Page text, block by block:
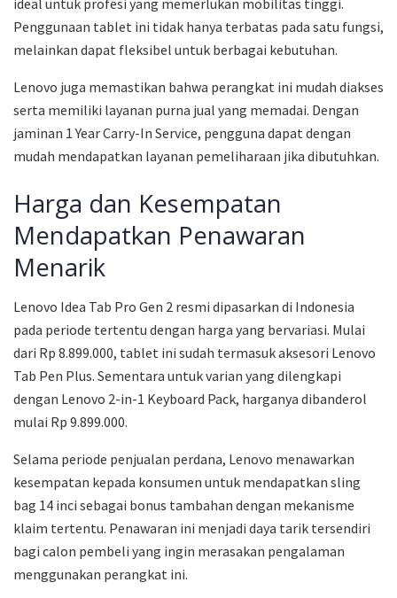
ideal untuk profesi yang memerlukan mobilitas tinggi.
Penggunaan tablet ini tidak hanya terbatas pada satu fungsi,
melainkan dapat fleksibel untuk berbagai kebutuhan.
Lenovo juga memastikan bahwa perangkat ini mudah diakses
serta memiliki layanan purna jual yang memadai. Dengan
jaminan 1 Year Carry-In Service, pengguna dapat dengan
mudah mendapatkan layanan pemeliharaan jika dibutuhkan.
Harga dan Kesempatan
Mendapatkan Penawaran
Menarik
Lenovo Idea Tab Pro Gen 2 resmi dipasarkan di Indonesia
pada periode tertentu dengan harga yang bervariasi. Mulai
dari Rp 8.899.000, tablet ini sudah termasuk aksesori Lenovo
Tab Pen Plus. Sementara untuk varian yang dilengkapi
dengan Lenovo 2-in-1 Keyboard Pack, harganya dibanderol
mulai Rp 9.899.000.
Selama periode penjualan perdana, Lenovo menawarkan
kesempatan kepada konsumen untuk mendapatkan sling
bag 14 inci sebagai bonus tambahan dengan mekanisme
klaim tertentu. Penawaran ini menjadi daya tarik tersendiri
bagi calon pembeli yang ingin merasakan pengalaman
menggunakan perangkat ini.